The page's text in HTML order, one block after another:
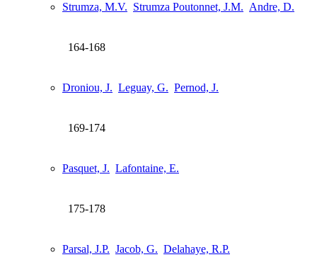
Strumza, M.V. Strumza Poutonnet, J.M. Andre, D.
164-168
Droniou, J. Leguay, G. Pernod, J.
169-174
Pasquet, J. Lafontaine, E.
175-178
Parsal, J.P. Jacob, G. Delahaye, R.P.